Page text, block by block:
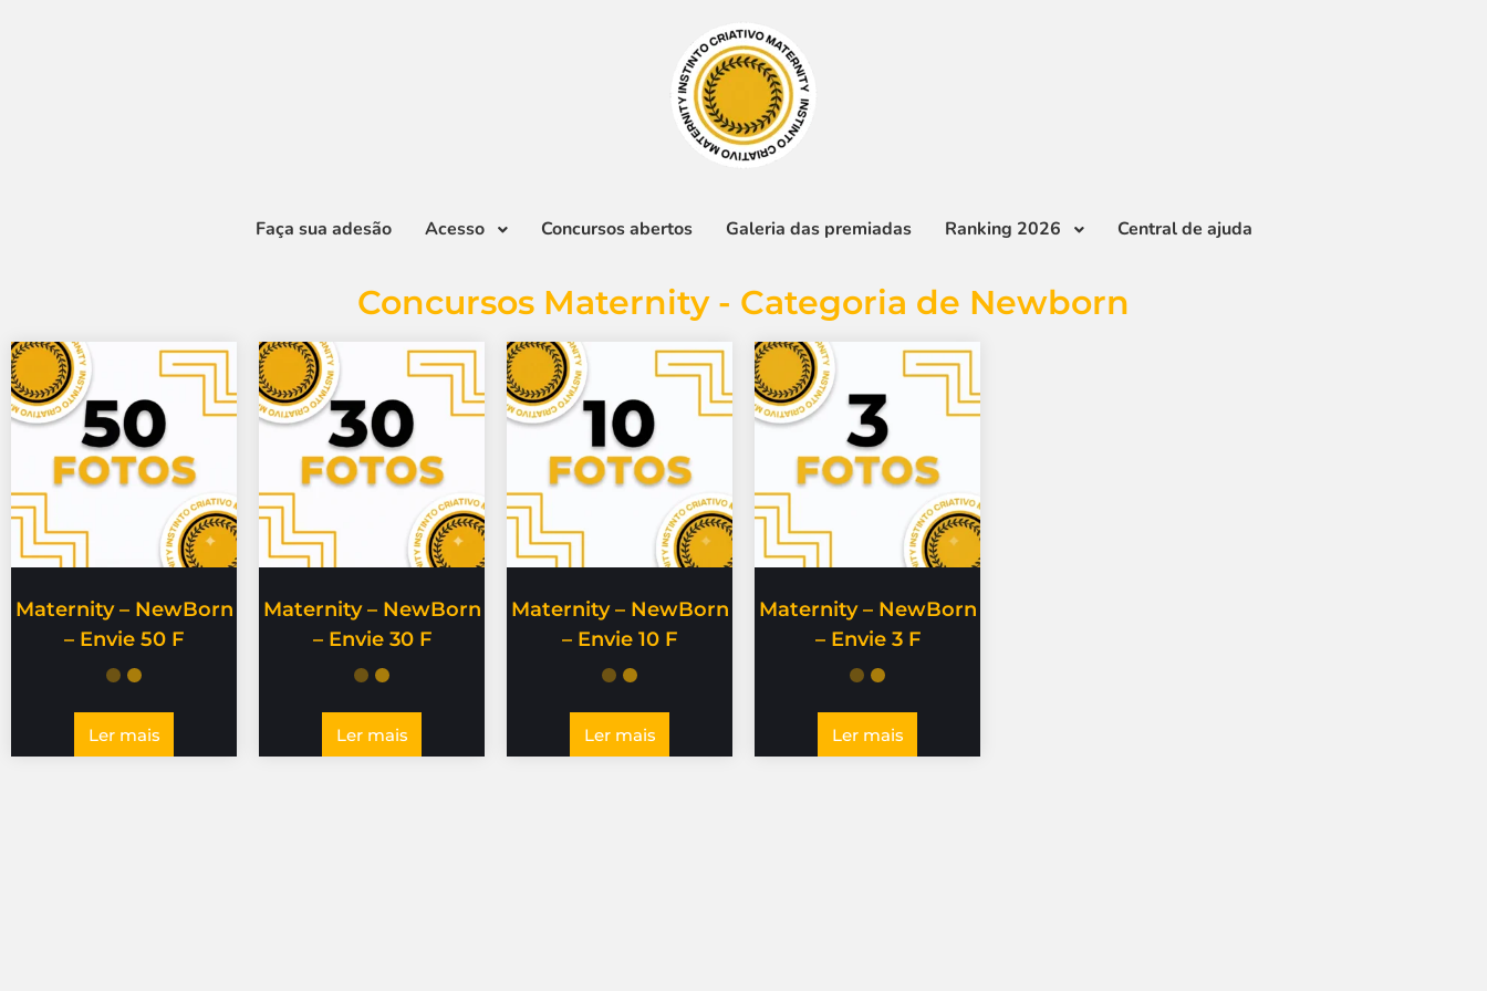
Faça sua adesão Acesso Concursos abertos Galeria das premiadas Ranking 2026 Central de ajuda
Concursos Maternity - Categoria de Newborn
Maternity – NewBorn
– Envie 50 F
Ler mais
Maternity – NewBorn
– Envie 30 F
Ler mais
Maternity – NewBorn
– Envie 10 F
Ler mais
Maternity – NewBorn
– Envie 3 F
Ler mais